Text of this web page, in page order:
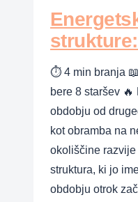
⏱ 4 min branja
bere 8 staršev
obdobju od
kot obramba na
okoliščine
struktura, ki jo
obdobju otrok